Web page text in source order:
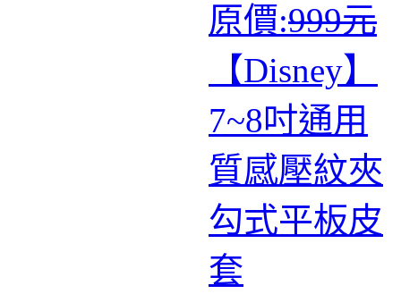
原價:999元
【Disney】
7~8吋通用
質感壓紋夾
勾式平板皮
套